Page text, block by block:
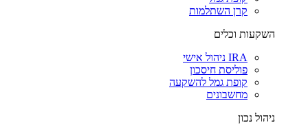
קרן השתלמות
השקעות וכלים
IRA ניהול אישי
פוליסת חיסכון
קופת גמל להשקעה
מחשבונים
ניהול נכון